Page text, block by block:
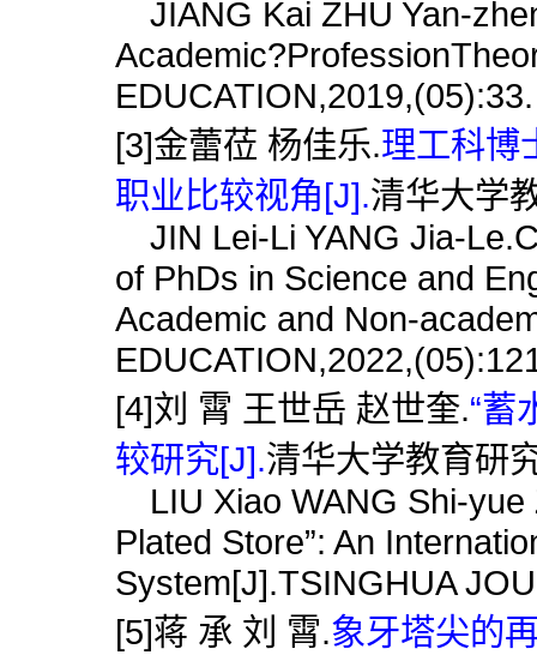
JIANG Kai ZHU Yan-
EDUCATION,2019,(05):33.
[3]金蕾莅 杨佳乐.理工科博
职业比较视角[J].清华大学
JIN Lei-Li YANG Jia-
of PhDs in Science and
Academic and Non-
[4]刘 霄 王世岳 赵世奎.“蓄
较研究[J].清华大学教育研
LIU Xiao WANG Shi-yue
Plated Store”: An
System[J].TSINGHUA
[5]蒋 承 刘 霄.象牙塔尖的